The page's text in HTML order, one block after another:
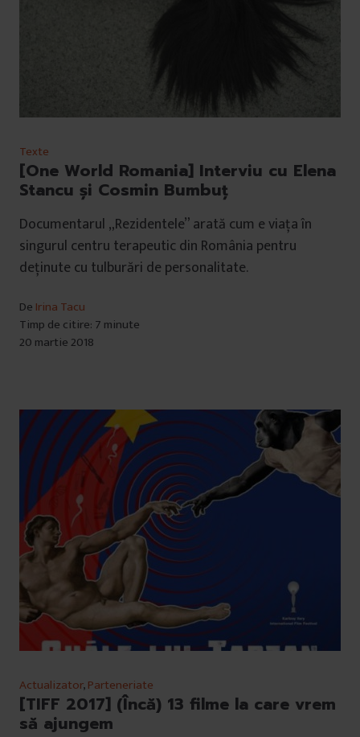
Texte
[One World Romania] Interviu cu Elena
Stancu și Cosmin Bumbuț
Documentarul „Rezidentele” arată cum e viața în
singurul centru terapeutic din România pentru
deținute cu tulburări de personalitate.
De Irina Tacu
Timp de citire: 7 minute
20 martie 2018
Actualizator,Parteneriate
[TIFF 2017] (Încă) 13 filme la care vrem
să ajungem